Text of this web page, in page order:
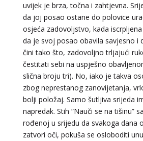
uvijek je brza, točna i zahtjevna.
da joj posao ostane do polovice
osjeća zadovoljstvo, kada
da je svoj posao obavila savjesno i
čini tako što, zadovoljno trljajući
čestitati sebi na uspješno
slična broju tri). No, iako je takva
zbog neprestanog zanovijetanja,
bolji položaj. Samo šutljiva srijeda
napredak. Stih “Nauči se na tišinu”
rođenoj u srijedu da svakoga dana
zatvori oči, pokuša se osloboditi